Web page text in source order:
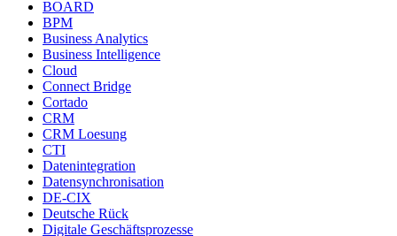
BOARD
BPM
Business Analytics
Business Intelligence
Cloud
Connect Bridge
Cortado
CRM
CRM Loesung
CTI
Datenintegration
Datensynchronisation
DE-CIX
Deutsche Rück
Digitale Geschäftsprozesse